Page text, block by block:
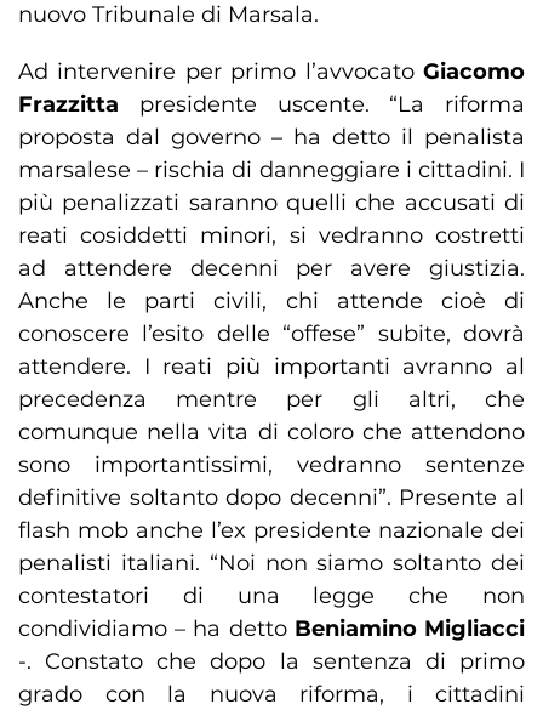
nuovo Tribunale di Marsala.
Ad intervenire per primo l’avvocato Giacomo
Frazzitta presidente uscente. “La riforma
proposta dal governo – ha detto il penalista
marsalese – rischia di danneggiare i cittadini. I
più penalizzati saranno quelli che accusati di
reati cosiddetti minori, si vedranno costretti
ad attendere decenni per avere giustizia.
Anche le parti civili, chi attende cioè di
conoscere l’esito delle “offese” subite, dovrà
attendere. I reati più importanti avranno al
precedenza mentre per gli altri, che
comunque nella vita di coloro che attendono
sono importantissimi, vedranno sentenze
definitive soltanto dopo decenni”. Presente al
flash mob anche l’ex presidente nazionale dei
penalisti italiani. “Noi non siamo soltanto dei
contestatori di una legge che non
condividiamo – ha detto Beniamino Migliacci
-. Constato che dopo la sentenza di primo
grado con la nuova riforma, i cittadini